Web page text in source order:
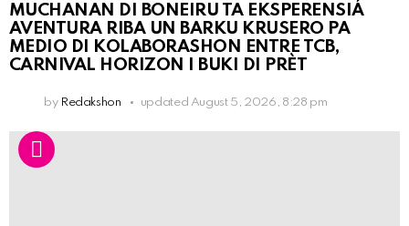
MUCHANAN DI BONEIRU TA EKSPERENSIÁ
AVENTURA RIBA UN BARKU KRUSERO PA
MEDIO DI KOLABORASHON ENTRE TCB,
CARNIVAL HORIZON I BUKI DI PRÈT
by Redakshon updated August 5, 2026, 8:28 pm